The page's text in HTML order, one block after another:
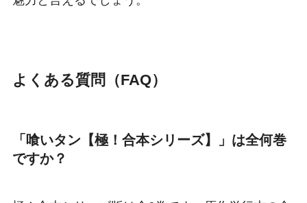
よくある質問（FAQ）
「喰いタン【極！合本シリーズ】」は全何巻
ですか？